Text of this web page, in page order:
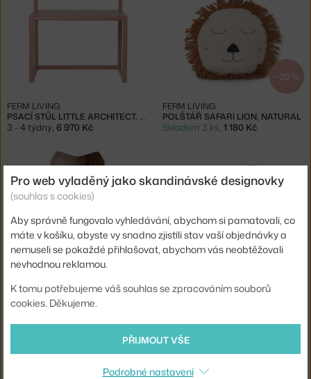
PSACÍ STŮL LITTLE ARCHITECT, ROSE
FERM LIVING
3 - 4 týdny, 6 970 Kč
−20 %
POLŠTÁŘ SAFARI LION, NATURAL
FERM LIVING
Skladem 3 ks, 1 180 Kč
IKONA
ŽIDLE GRAND PRIX™, WALNUT
FRITZ HANSEN
4 - 6 týdnů,18 174 Kč 4 - 6 týdnů,109 174 Kč
Pro web vyladěný jako skandinávské designovky
(souhlas s cookies)
Aby správně fungovalo vyhledávání, abychom si pamatovali, co
máte v košíku, abyste vy snadno zjistili stav vaší objednávky a
nemuseli se pokaždé přihlašovat, abychom vás neobtěžovali
nevhodnou reklamou.
K tomu potřebujeme váš souhlas se zpracováním souborů
cookies. Děkujeme.
PŘIJMOUT VŠE
Podrobné nastavení